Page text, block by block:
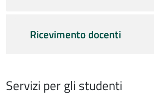
Ricevimento docenti
Servizi per gli studenti